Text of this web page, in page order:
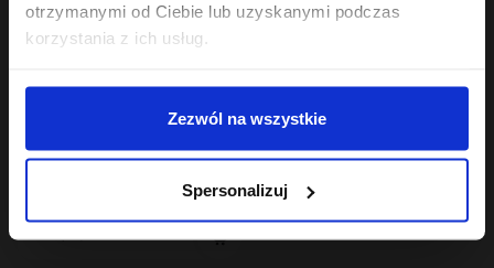
otrzymanymi od Ciebie lub uzyskanymi podczas
korzystania z ich usług.
Zezwól na wszystkie
Spersonalizuj
Hair In Balance By ONLYBIO
Szampon nawilżający
Najniższa cena z 30 dni przed